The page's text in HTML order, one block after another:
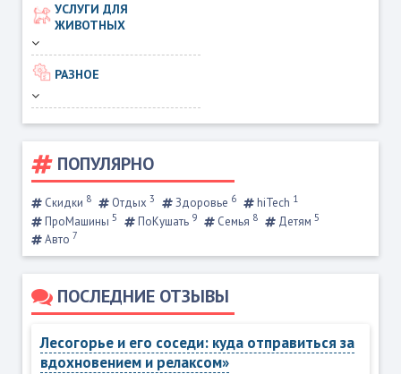
УСЛУГИ ДЛЯ
ЖИВОТНЫХ
РАЗНОЕ
ПОПУЛЯРНО
Скидки 8 Отдых 3 Здоровье 6 hiTech 1
ПроМашины 5 ПоКушать 9 Семья 8 Детям 5
Авто 7
ПОСЛЕДНИЕ ОТЗЫВЫ
Лесогорье и его соседи: куда отправиться за
вдохновением и релаксом»